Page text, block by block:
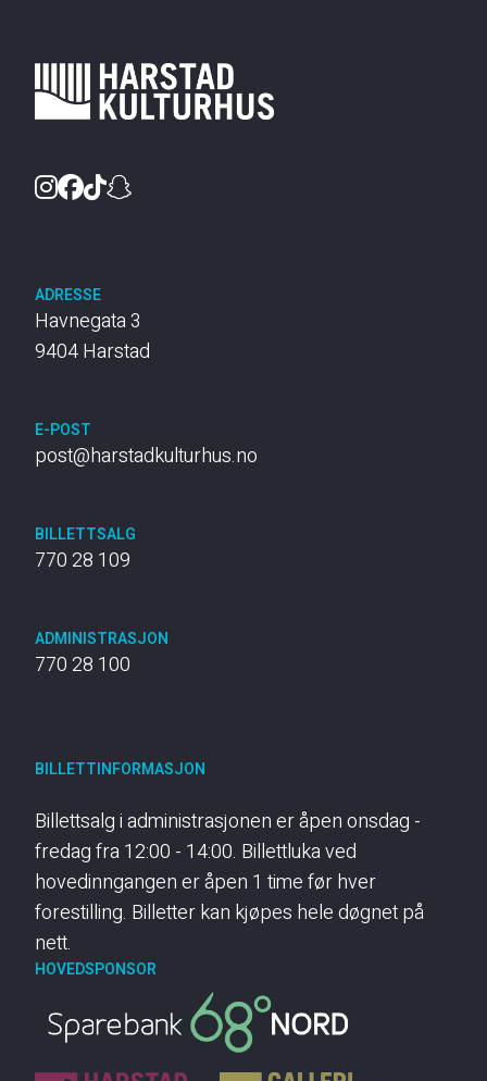
Instagram
Facebook
TikTok
ADRESSE
Havnegata 3
9404 Harstad
E-POST
post@harstadkulturhus.no
BILLETTSALG
770 28 109
ADMINISTRASJON
770 28 100
BILLETTINFORMASJON
Billettsalg i administrasjonen er åpen onsdag -
fredag fra 12:00 - 14:00. Billettluka ved
hovedinngangen er åpen 1 time før hver
forestilling. Billetter kan kjøpes hele døgnet på
nett.
HOVEDSPONSOR